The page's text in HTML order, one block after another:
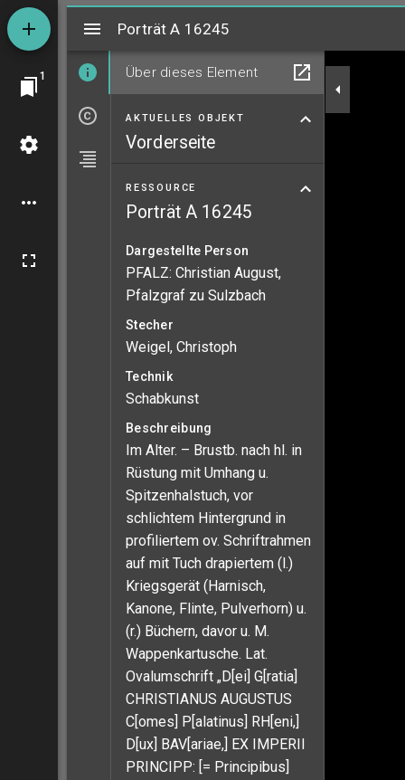
1
MiradorPorträt A 16245
Über dieses Element
AKTUELLES OBJEKT
Vorderseite
RESSOURCE
Porträt A 16245
Dargestellte Person
PFALZ: Christian August,
Pfalzgraf zu Sulzbach
Stecher
Weigel, Christoph
Technik
Schabkunst
Beschreibung
Im Alter. – Brustb. nach hl. in
Rüstung mit Umhang u.
Spitzenhalstuch, vor
schlichtem Hintergrund in
profiliertem ov. Schriftrahmen
auf mit Tuch drapiertem (l.)
Kriegsgerät (Harnisch,
Kanone, Flinte, Pulverhorn) u.
(r.) Büchern, davor u. M.
Wappenkartusche. Lat.
Ovalumschrift „D[ei] G[ratia]
CHRISTIANUS AUGUSTUS
C[omes] P[alatinus] RH[eni,]
D[ux] BAV[ariae,] EX IMPERII
PRINCIPP: [= Principibus]
Porträt A 16245